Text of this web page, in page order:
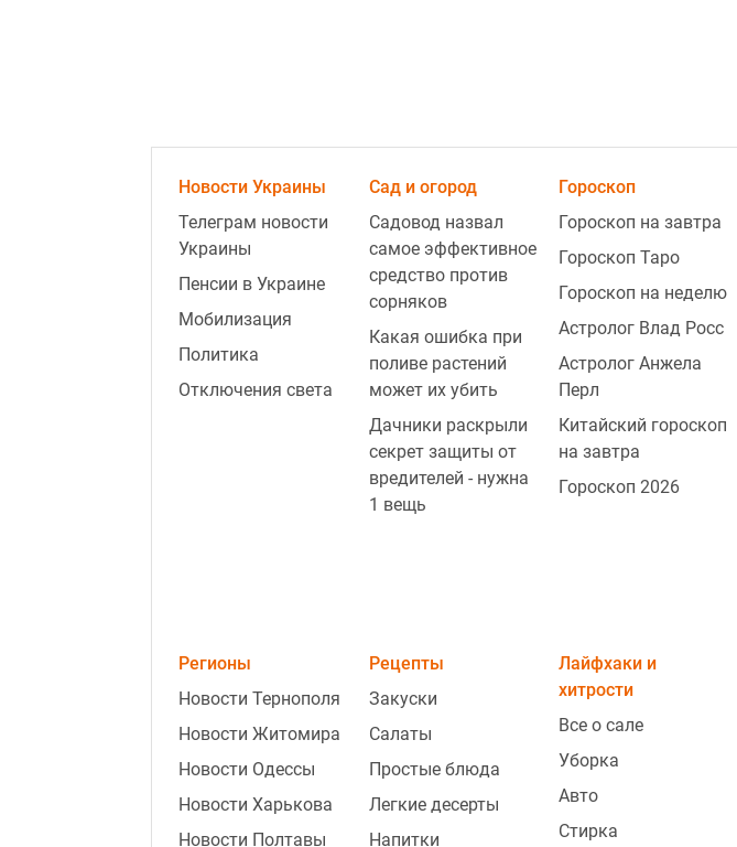
Новости Украины
Телеграм новости
Украины
Пенсии в Украине
Мобилизация
Политика
Отключения света
Сад и огород
Садовод назвал
самое эффективное
средство против
сорняков
Какая ошибка при
поливе растений
может их убить
Дачники раскрыли
секрет защиты от
вредителей - нужна
1 вещь
Гороскоп
Гороскоп на завтра
Гороскоп Таро
Гороскоп на неделю
Астролог Влад Росс
Астролог Анжела
Перл
Китайский гороскоп
на завтра
Гороскоп 2026
Регионы
Новости Тернополя
Новости Житомира
Новости Одессы
Новости Харькова
Новости Полтавы
Рецепты
Закуски
Салаты
Простые блюда
Легкие десерты
Напитки
Лайфхаки и
хитрости
Все о сале
Уборка
Авто
Стирка